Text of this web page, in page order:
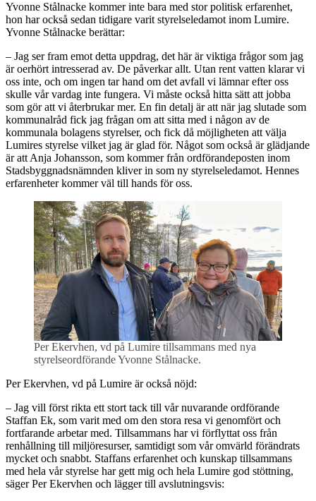
Yvonne Stålnacke kommer inte bara med stor politisk erfarenhet,
hon har också sedan tidigare varit styrelseledamot inom Lumire.
Yvonne Stålnacke berättar:
– Jag ser fram emot detta uppdrag, det här är viktiga frågor som jag
är oerhört intresserad av. De påverkar allt. Utan rent vatten klarar vi
oss inte, och om ingen tar hand om det avfall vi lämnar efter oss
skulle vår vardag inte fungera. Vi måste också hitta sätt att jobba
som gör att vi återbrukar mer. En fin detalj är att när jag slutade som
kommunalråd fick jag frågan om att sitta med i någon av de
kommunala bolagens styrelser, och fick då möjligheten att välja
Lumires styrelse vilket jag är glad för. Något som också är glädjande
är att Anja Johansson, som kommer från ordförandeposten inom
Stadsbyggnadsnämnden kliver in som ny styrelseledamot. Hennes
erfarenheter kommer väl till hands för oss.
Per Ekervhen, vd på Lumire tillsammans med nya
styrelseordförande Yvonne Stålnacke.
Per Ekervhen, vd på Lumire är också nöjd:
– Jag vill först rikta ett stort tack till vår nuvarande ordförande
Staffan Ek, som varit med om den stora resa vi genomfört och
fortfarande arbetar med. Tillsammans har vi förflyttat oss från
renhållning till miljöresurser, samtidigt som vår omvärld förändrats
mycket och snabbt. Staffans erfarenhet och kunskap tillsammans
med hela vår styrelse har gett mig och hela Lumire god stöttning,
säger Per Ekervhen och lägger till avslutningsvis: